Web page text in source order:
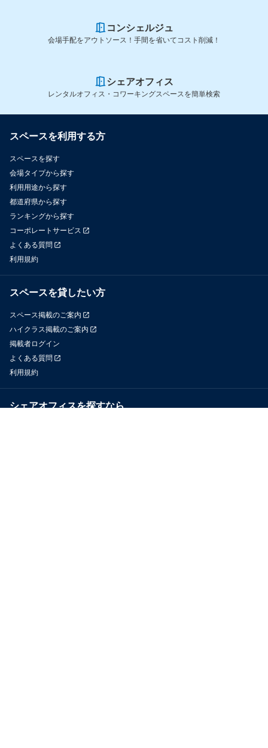
コンシェルジュ
会場手配をアウトソース！手間を省いてコスト削減！
シェアオフィス
レンタルオフィス・コワーキングスペースを簡単検索
スペースを利用する方
スペースを探す
会場タイプから探す
利用用途から探す
都道府県から探す
ランキングから探す
コーポレートサービス
よくある質問
利用規約
スペースを貸したい方
スペース掲載のご案内
ハイクラス掲載のご案内
掲載者ログイン
よくある質問
利用規約
シェアオフィスを探すなら